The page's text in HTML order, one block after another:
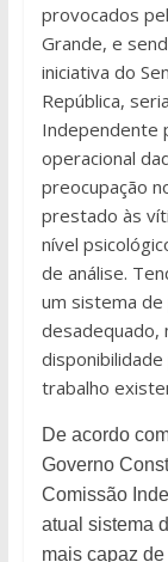
provocados
Grande, e
iniciativa do
República,
Independente
operacional
preocupação
prestado às
nível
de análise.
um sistema
desadequado,
trabalho
De acordo
Governo
Comissão
atual sistema
mais capaz